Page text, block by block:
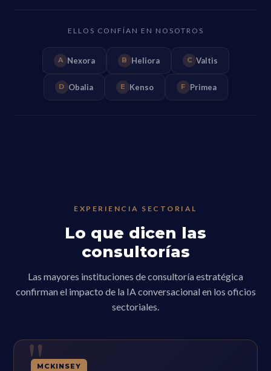
ELLOS CONFÍAN EN NOSOTROS
A Nexora B Heliora C Valtis
D Obalia E Kenso F Primea
EXPERIENCIA SECTORIAL
Lo que dicen las
consultorías
Las mayores instituciones de consultoría estratégica
confirman el impacto de la IA conversacional en los oficios
sectoriales.
MCKINSEY